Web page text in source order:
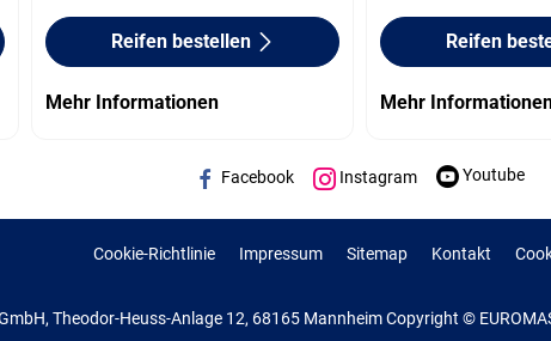
Reifen bestellen
Mehr Informationen
Reifen
Mehr
Facebook Instagram Youtube
Cookie-Richtlinie Impressum Sitemap Kontakt
Theodor-Heuss-Anlage 12, 68165 Mannheim Copyright ©